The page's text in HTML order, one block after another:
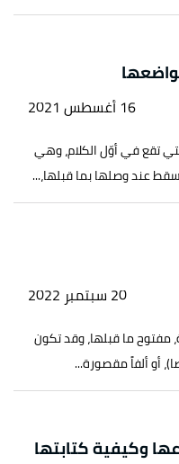
16 أغسطس 2021
تقع في أوّل الكلام، وهي
عند وصلها بما قبلها،...
20 سبتمبر 2022
مفتوح ما قبلها، وقد تكون
أو ألفاً مقصورة...
وكيفية كتابتها